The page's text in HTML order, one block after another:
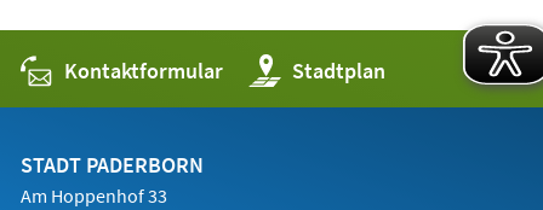
Kontaktformular Stadtplan
(Öffnet
in
einem
STADT PADERBORN
Am Hoppenhof 33